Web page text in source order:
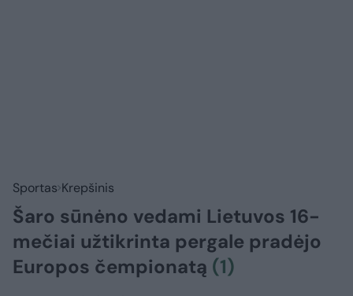
Sportas Krepšinis
Šaro sūnėno vedami Lietuvos 16-
mečiai užtikrinta pergale pradėjo
Europos čempionatą (1)